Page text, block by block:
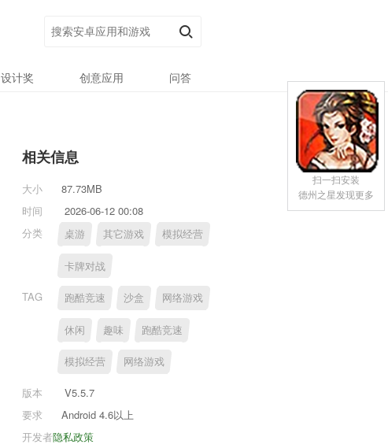
设计奖 创意应用 问答
相关信息
大小
87.73MB
时间
2026-06-12 00:08
分类
桌游 其它游戏 模拟经营
卡牌对战
TAG 跑酷竞速 沙盒 网络游戏
休闲 趣味 跑酷竞速
模拟经营 网络游戏
版本
V5.5.7
要求
Android 4.6以上
隐私政策
开发者
扫一扫安装
德州之星发现更多